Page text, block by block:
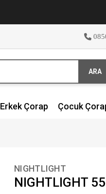
ARA
Erkek Çorap Çocuk
NIGHTLIGHT
NIGHTLIGHT